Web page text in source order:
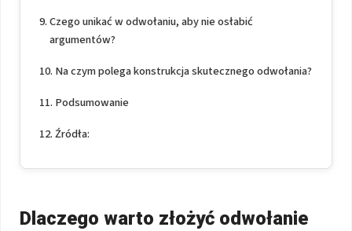
Czego unikać w odwołaniu, aby nie osłabić
argumentów?
Na czym polega konstrukcja skutecznego odwołania?
Podsumowanie
Źródła:
Dlaczego warto złożyć odwołanie